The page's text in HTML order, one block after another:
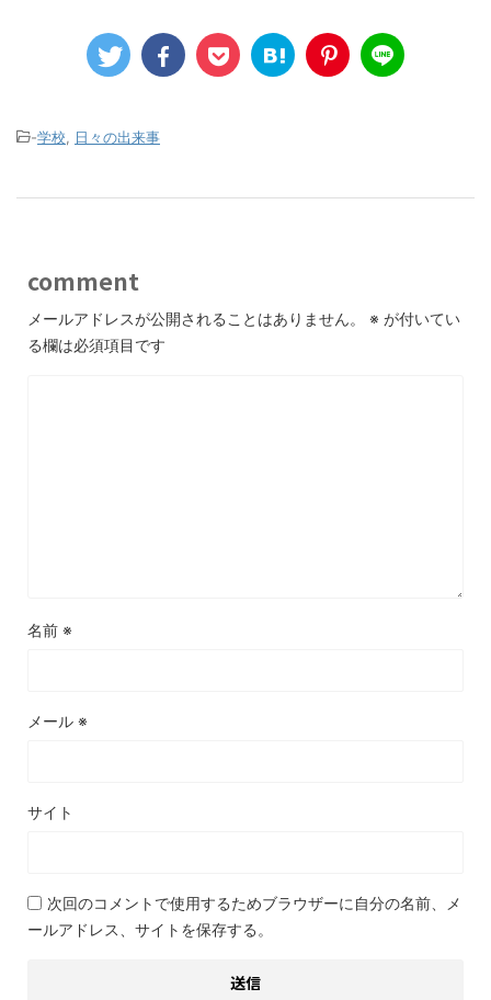
-学校 日々の出来事
comment
メールアドレスが公開されることはありません。 ※ が付いてい
る欄は必須項目です
名前 ※
メール ※
サイト
次回のコメントで使用するためブラウザーに自分の名前、メ
ールアドレス、サイトを保存する。